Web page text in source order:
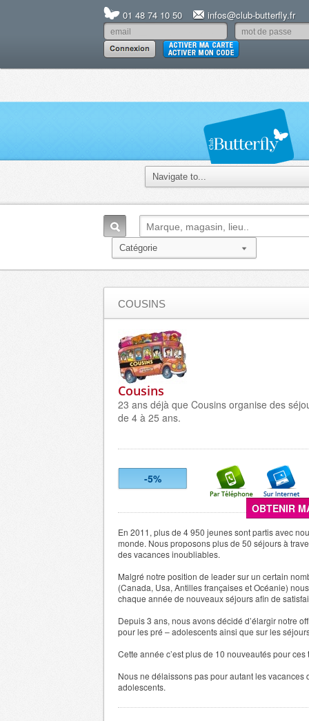
01 48 74 10 50 infos@club-butterfly.fr
COUSINS
Cousins
23 ans déjà que Cousins organise des
de 4 à 25 ans.
-5%
OBTENIR
En 2011, plus de 4 950 jeunes sont partis avec
monde. Nous proposons plus de 50 séjours à
des vacances inoubliables.
Malgré notre position de leader sur un certain
(Canada, Usa, Antilles françaises et Océanie)
chaque année de nouveaux séjours afin de
Depuis 3 ans, nous avons décidé d’élargir notre
pour les pré – adolescents ainsi que sur les
Cette année c’est plus de 10 nouveautés pour ces
Nous ne délaissons pas pour autant les vacances
adolescents.